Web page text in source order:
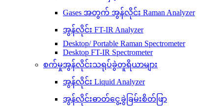
Gases အတွက် အွန်လိုင်း Raman Analyzer
အွန်လိုင်း FT-IR Analyzer
Desktop/ Portable Raman Spectrometer
Desktop FT-IR Spectrometer
စက်မှုအွန်လိုင်းသရုပ်ခွဲတူရိယာများ
အွန်လိုင်း Liquid Analyzer
အွန်လိုင်းဓာတ်ငွေ့ခွဲခြမ်းစိတ်ဖြာ